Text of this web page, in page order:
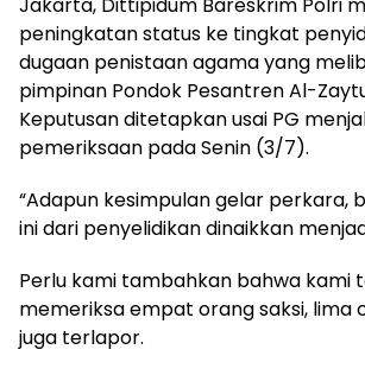
peningkatan status ke tingkat
dugaan penistaan agama yang
pimpinan Pondok Pesantren Al-
Keputusan ditetapkan usai PG
pemeriksaan pada Senin (3/7).
“Adapun kesimpulan gelar perkara,
ini dari penyelidikan dinaikkan
Perlu kami tambahkan bahwa kami
memeriksa empat orang saksi, lima
juga terlapor.